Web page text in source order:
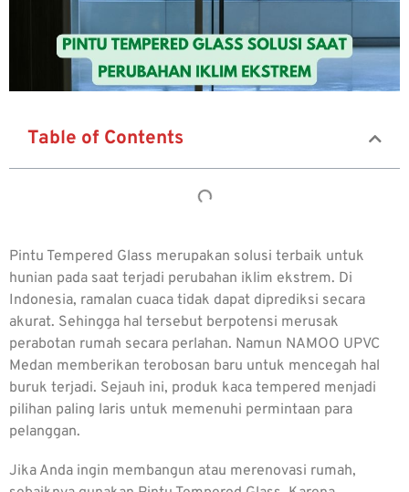
Table of Contents
Pintu Tempered Glass merupakan solusi terbaik untuk
hunian pada saat terjadi perubahan iklim ekstrem. Di
Indonesia, ramalan cuaca tidak dapat diprediksi secara
akurat. Sehingga hal tersebut berpotensi merusak
perabotan rumah secara perlahan. Namun NAMOO UPVC
Medan memberikan terobosan baru untuk mencegah hal
buruk terjadi. Sejauh ini, produk kaca tempered menjadi
pilihan paling laris untuk memenuhi permintaan para
pelanggan.
Jika Anda ingin membangun atau merenovasi rumah,